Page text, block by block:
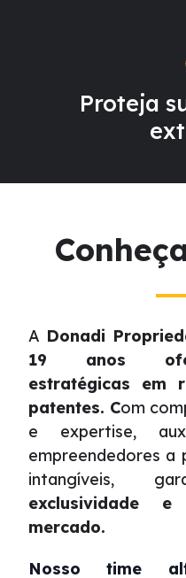
Proteja
A Donadi
19 anos
estratégicas em
patentes. Com
e expertise,
empreendedores a
intangíveis,
exclusividade e
mercado.
Nosso time